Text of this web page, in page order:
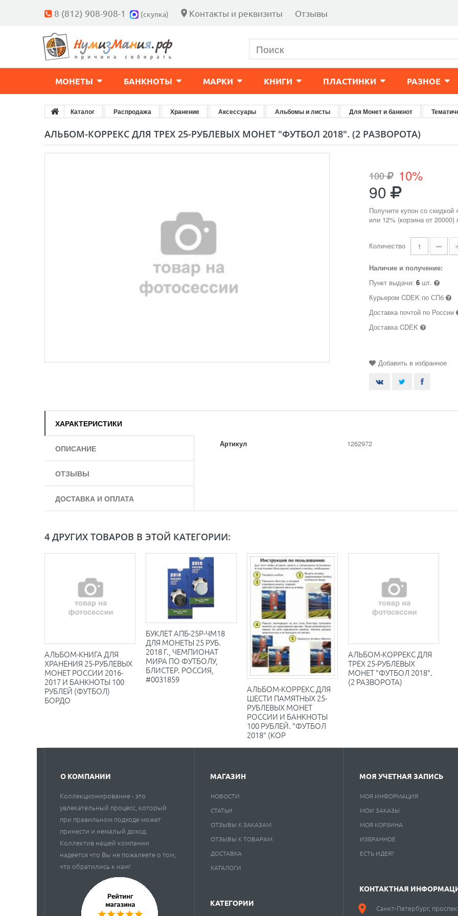
8 (812) 908-908-1 (скупка) Контакты и реквизиты Отзывы
МОНЕТЫ БАНКНОТЫ МАРКИ КНИГИ ПЛАСТИНКИ РАЗНОЕ
Каталог Распродажа Хранение Аксессуары Альбомы и листы Для Монет и банкнот
АЛЬБОМ-КОРРЕКС ДЛЯ ТРЕХ 25-РУБЛЕВЫХ МОНЕТ "ФУТБОЛ 2018". (2 РАЗВОРОТА)
100 10%
90
Получите купон со скидкой
или 12% (корзина от
Количество
Наличие и получение:
Пункт выдачи: 6 шт.
Курьером CDEK по СПб
Доставка почтой по России
Доставка CDEK
Добавить в избранное
ХАРАКТЕРИСТИКИ
ОПИСАНИЕ
ОТЗЫВЫ
ДОСТАВКА И ОПЛАТА
Артикул 1262972
4 ДРУГИХ ТОВАРОВ В ЭТОЙ КАТЕГОРИИ:
АЛЬБОМ-КНИГА ДЛЯ
ХРАНЕНИЯ 25-РУБЛЕВЫХ
МОНЕТ РОССИИ 2016-
2017 И БАНКНОТЫ 100
РУБЛЕЙ (ФУТБОЛ)
БОРДО
БУКЛЕТ АПБ-25Р-ЧМ18
ДЛЯ МОНЕТЫ 25 РУБ.
2018 Г., ЧЕМПИОНАТ
МИРА ПО ФУТБОЛУ,
БЛИСТЕР. РОССИЯ,
#0031859
АЛЬБОМ-КОРРЕКС ДЛЯ
ШЕСТИ ПАМЯТНЫХ 25-
РУБЛЕВЫХ МОНЕТ
РОССИИ И БАНКНОТЫ
100 РУБЛЕЙ. "ФУТБОЛ
2018" (КОР
АЛЬБОМ-КОРРЕКС ДЛЯ
ТРЕХ 25-РУБЛЕВЫХ
МОНЕТ "ФУТБОЛ 2018".
(2 РАЗВОРОТА)
О КОМПАНИИ
Коллекционирование - это
увлекательный процесс, который
при правильном подходе может
принести и немалый доход.
Коллектив нашей компании
надеется что Вы не пожалеете о том,
что обратились к нам!
МАГАЗИН
НОВОСТИ
СТАТЬИ
ОТЗЫВЫ К ЗАКАЗАМ
ОТЗЫВЫ К ТОВАРАМ
ДОСТАВКА
КАТАЛОГИ
КАТЕГОРИИ
МОЯ УЧЕТНАЯ ЗАПИСЬ
МОЯ ИНФОРМАЦИЯ
МОИ ЗАКАЗЫ
МОЯ КОРЗИНА
ИЗБРАННОЕ
ЕСТЬ ИДЕЯ?
КОНТАКТНАЯ
Санкт-Петербург,